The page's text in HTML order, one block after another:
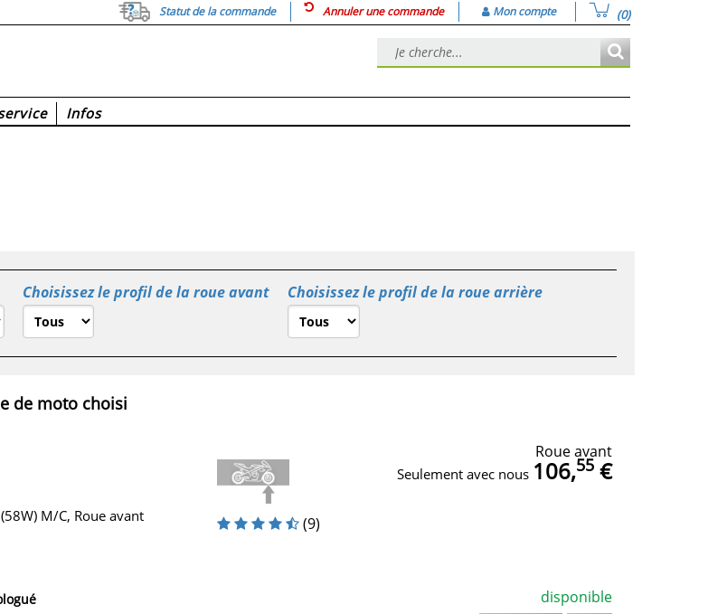
Statut de la commande Annuler une commande Mon compte (0)
Infos
Choisissez le profil de la roue avant Choisissez le profil de la roue arrière
de moto choisi
M/C, Roue avant (9)
Roue avant
Seulement avec nous 106,55€
disponible